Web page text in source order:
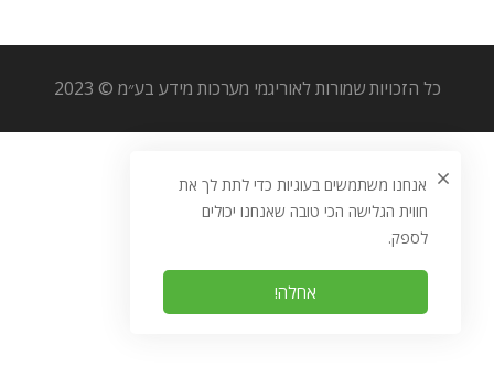
כל הזכויות שמורות לאוריגמי מערכות מידע בע״מ © 2023
אנחנו משתמשים בעוגיות כדי לתת לך את
חווית הגלישה הכי טובה שאנחנו יכולים
לספק.
אחלה!